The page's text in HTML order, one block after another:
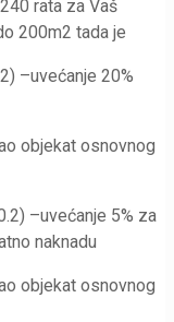
rata za Vaš
200m2 tada je
–uvećanje 20%
objekat osnovnog
–uvećanje 5% za
naknadu
objekat osnovnog